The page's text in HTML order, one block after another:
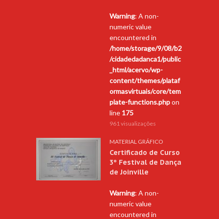
Warning: A non-
numeric value
encountered in
/home/storage/9/08/b2
/cidadedadanca1/public
_html/acervo/wp-
content/themes/plataf
ormasvirtuais/core/tem
plate-functions.phpon
line 175
961 visualizações
MATERIAL GRÁFICO
Certificado de Curso
3º Festival de Dança
de Joinville
Warning: A non-
numeric value
encountered in